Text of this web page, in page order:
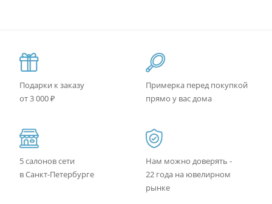
Подарки к заказу
от 3 000 ₽
Примерка перед покупкой
прямо у вас дома
5 салонов сети
в Санкт-Петербурге
Нам можно доверять -
22 года на ювелирном
рынке